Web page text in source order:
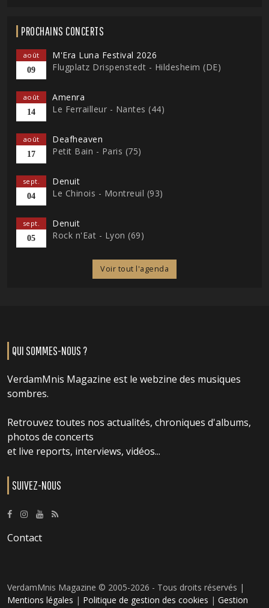
PROCHAINS CONCERTS
août
09
M'Era Luna Festival 2026
Flugplatz Drispenstedt - Hildesheim (DE)
août
14
Amenra
Le Ferrailleur - Nantes (44)
août
17
Deafheaven
Petit Bain - Paris (75)
sept.
04
Denuit
Le Chinois - Montreuil (93)
sept.
05
Denuit
Rock n'Eat - Lyon (69)
Voir tout l'agenda
QUI SOMMES-NOUS ?
VerdamMnis Magazine est le webzine des musiques
sombres.
Retrouvez toutes nos actualités, chroniques d'albums,
photos de concerts
et live reports, interviews, vidéos...
SUIVEZ-NOUS
Contact
VerdamMnis Magazine © 2005-2026 - Tous droits réservés |
Mentions légales | Politique de gestion des cookies | Gestion